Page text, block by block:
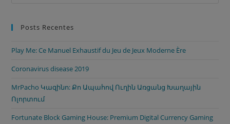
Posts Recentes
Play Me: Ce Manuel Exhaustif du Jeu de Jeux Moderne Ère
Coronavirus disease 2019
MrPacho Կազինո: Քո Ապահով Ուղին Առցանց Խաղային
Ոլորտում
Fortunate Block Gaming House: Premium Digital Currency Gaming